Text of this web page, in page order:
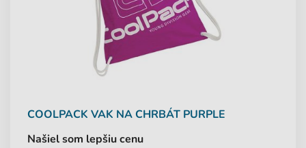
COOLPACK VAK NA CHRBÁT PURPLE
Našiel som lepšiu cenu